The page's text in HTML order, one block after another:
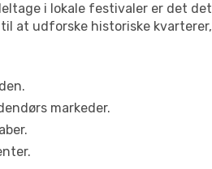
i lokale festivaler er det det
at udforske historiske kvarterer,
markeder.